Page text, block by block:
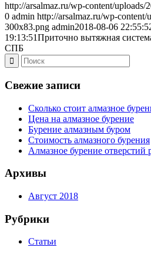
http://arsalmaz.ru/wp-content/
0 admin http://arsalmaz.ru/wp-
300x83.png admin2018-08-06
19:13:51Приточно вытяжная
СПБ
Свежие записи
Сколько стоит алмазное
Цена на алмазное бурение
Бурение алмазным буром
Стоимость алмазного бурения
Алмазное бурение отверстий
Архивы
Август 2018
Рубрики
Статьи